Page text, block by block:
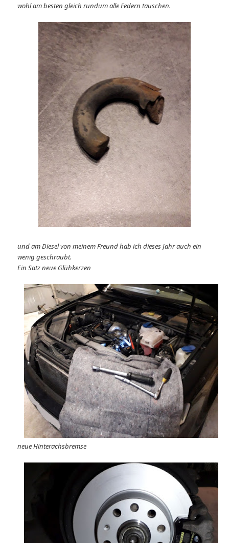
wohl am besten gleich rundum alle Federn tauschen.
und am Diesel von meinem Freund hab ich dieses Jahr auch ein
wenig geschraubt.
Ein Satz neue Glühkerzen
neue Hinterachsbremse